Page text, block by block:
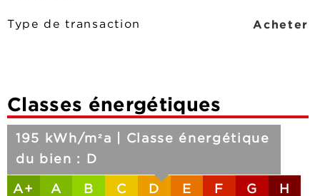
Type de transaction Acheter
Classes énergétiques
A+ A B C
195 kWh/m²a | Classe énergétique
du bien : D
D E F G H